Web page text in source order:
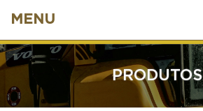
MENU
PRODUTOS